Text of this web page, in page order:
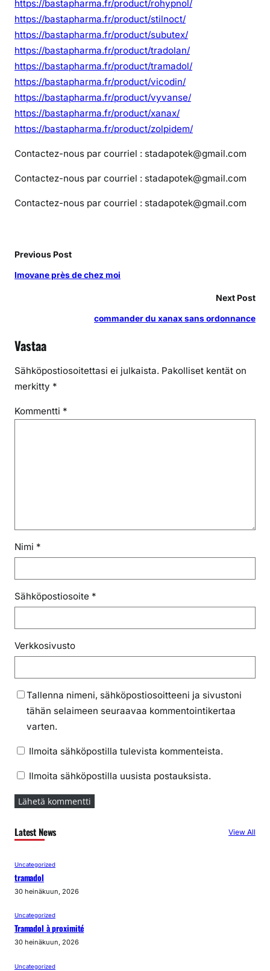
https://bastapharma.fr/product/rohypnol/
https://bastapharma.fr/product/stilnoct/
https://bastapharma.fr/product/subutex/
https://bastapharma.fr/product/tradolan/
https://bastapharma.fr/product/tramadol/
https://bastapharma.fr/product/vicodin/
https://bastapharma.fr/product/vyvanse/
https://bastapharma.fr/product/xanax/
https://bastapharma.fr/product/zolpidem/
Contactez-nous par courriel : stadapotek@gmail.com
Contactez-nous par courriel : stadapotek@gmail.com
Contactez-nous par courriel : stadapotek@gmail.com
Previous Post
Imovane près de chez moi
Next Post
commander du xanax sans ordonnance
Vastaa
Sähköpostiosoitettasi ei julkaista. Pakolliset kentät on
merkitty *
Kommentti *
Nimi *
Sähköpostiosoite *
Verkkosivusto
Tallenna nimeni, sähköpostiosoitteeni ja sivustoni
tähän selaimeen seuraavaa kommentointikertaa
varten.
Ilmoita sähköpostilla tulevista kommenteista.
Ilmoita sähköpostilla uusista postauksista.
Latest News View All
Uncategorized
tramadol
30 heinäkuun, 2026
Uncategorized
Tramadol à proximité
30 heinäkuun, 2026
Uncategorized